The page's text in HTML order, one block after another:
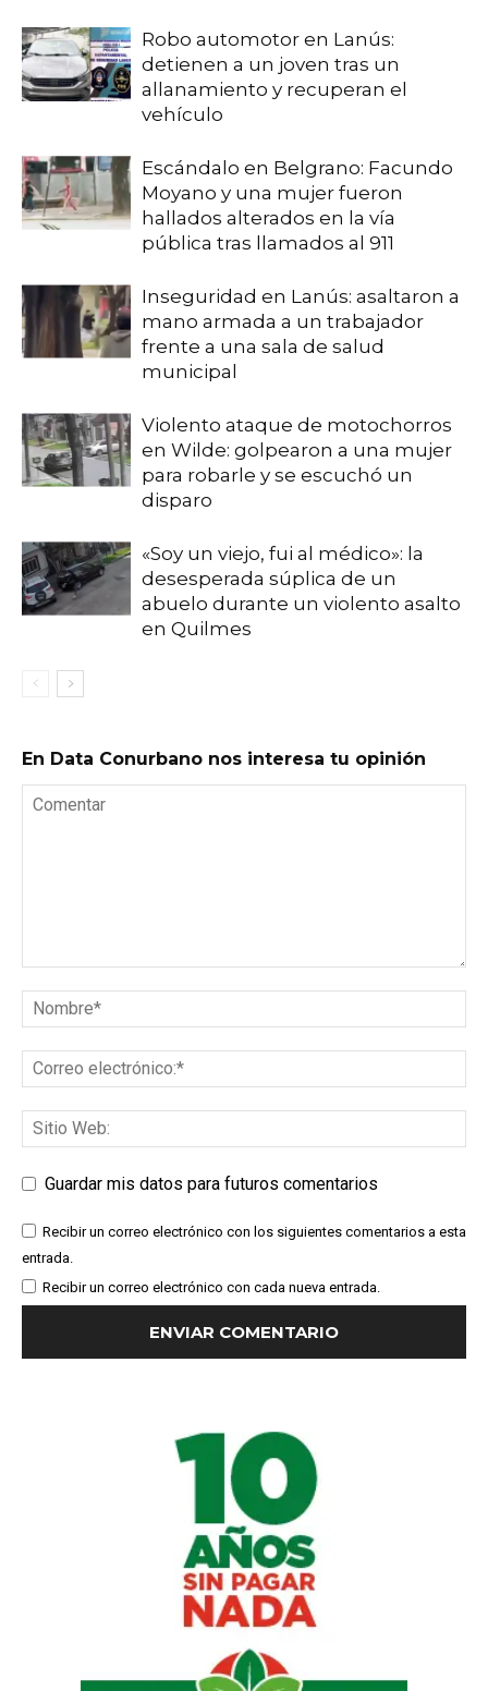
Robo automotor en Lanús:
detienen a un joven tras un
allanamiento y recuperan el
vehículo
Escándalo en Belgrano: Facundo
Moyano y una mujer fueron
hallados alterados en la vía
pública tras llamados al 911
Inseguridad en Lanús: asaltaron a
mano armada a un trabajador
frente a una sala de salud
municipal
Violento ataque de motochorros
en Wilde: golpearon a una mujer
para robarle y se escuchó un
disparo
«Soy un viejo, fui al médico»: la
desesperada súplica de un
abuelo durante un violento asalto
en Quilmes
En Data Conurbano nos interesa tu opinión
Guardar mis datos para futuros comentarios
Recibir un correo electrónico con los siguientes comentarios a esta
entrada.
Recibir un correo electrónico con cada nueva entrada.